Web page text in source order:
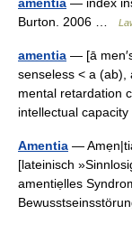
Burton. 2006 …
amentia — [ā
senseless < a (ab),
mental retardation
intellectual
Amentia —
[lateinisch
amentiẹlles